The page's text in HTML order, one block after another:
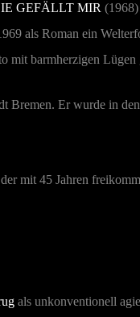
GEFÄLLT MIR (1968)
als Roman ein
mit barmherzigen
Er wurde in
mit 45 Jahren
als unkonventionell